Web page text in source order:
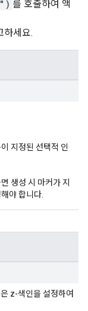
를 호출하여 액
하세요.
지정된 선택적 인
생성 시 마커가 지
야 합니다.
z-색인을 설정하여